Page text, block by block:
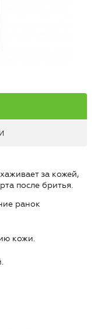
за кожей,
после бритья.
ранок
кожи.